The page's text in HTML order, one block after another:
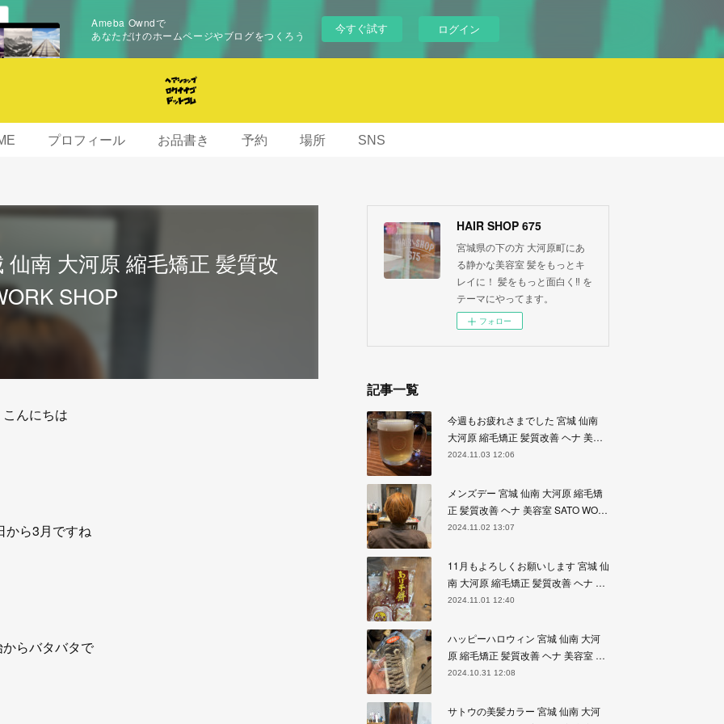
Ameba Owndで
あなただけのホームページやブログをつくろう
今すぐ試す ログイン
プロフィール お品書き 予約 場所 SNS
南 大河原 縮毛矯正 髪質改
SHOP
こんにちは
から3月ですね
らバタバタで
HAIR SHOP 675
宮城県の下の方 大河原町にあ
る静かな美容室 髪をもっとキ
レイに！ 髪をもっと面白く‼︎ を
テーマにやってます。
フォロー
記事一覧
今週もお疲れさまでした 宮城 仙南
大河原 縮毛矯正 髪質改善 ヘナ 美…
2024.11.03 12:06
メンズデー 宮城 仙南 大河原 縮毛矯
正 髪質改善 ヘナ 美容室 SATO WO…
2024.11.02 13:07
11月もよろしくお願いします 宮城 仙
南 大河原 縮毛矯正 髪質改善 ヘナ …
2024.11.01 12:40
ハッピーハロウィン 宮城 仙南 大河
原 縮毛矯正 髪質改善 ヘナ 美容室 …
2024.10.31 12:08
サトウの美髪カラー 宮城 仙南 大河